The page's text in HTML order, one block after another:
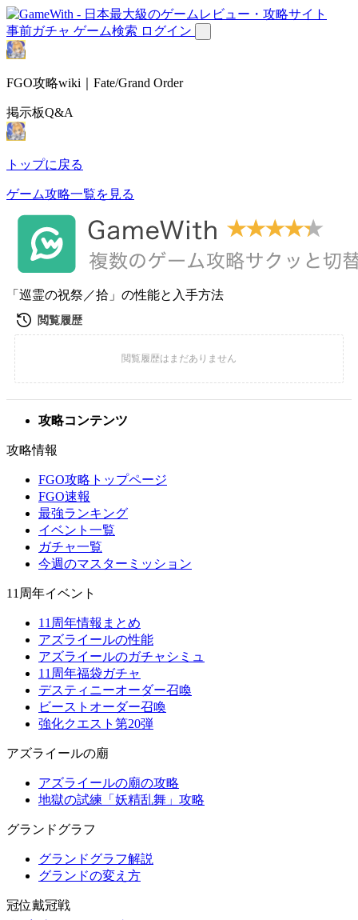
事前ガチャ ゲーム検索 ログイン
FGO攻略wiki｜Fate/Grand Order
掲示板Q&A
トップに戻る
ゲーム攻略一覧を見る
「巡霊の祝祭／拾」の性能と入手方法
攻略コンテンツ
攻略情報
FGO攻略トップページ
FGO速報
最強ランキング
イベント一覧
ガチャ一覧
今週のマスターミッション
11周年イベント
11周年情報まとめ
アズライールの性能
アズライールのガチャシミュ
11周年福袋ガチャ
デスティニーオーダー召喚
ビーストオーダー召喚
強化クエスト第20弾
アズライールの廟
アズライールの廟の攻略
地獄の試練「妖精乱舞」攻略
グランドグラフ
グランドグラフ解説
グランドの変え方
冠位戴冠戦